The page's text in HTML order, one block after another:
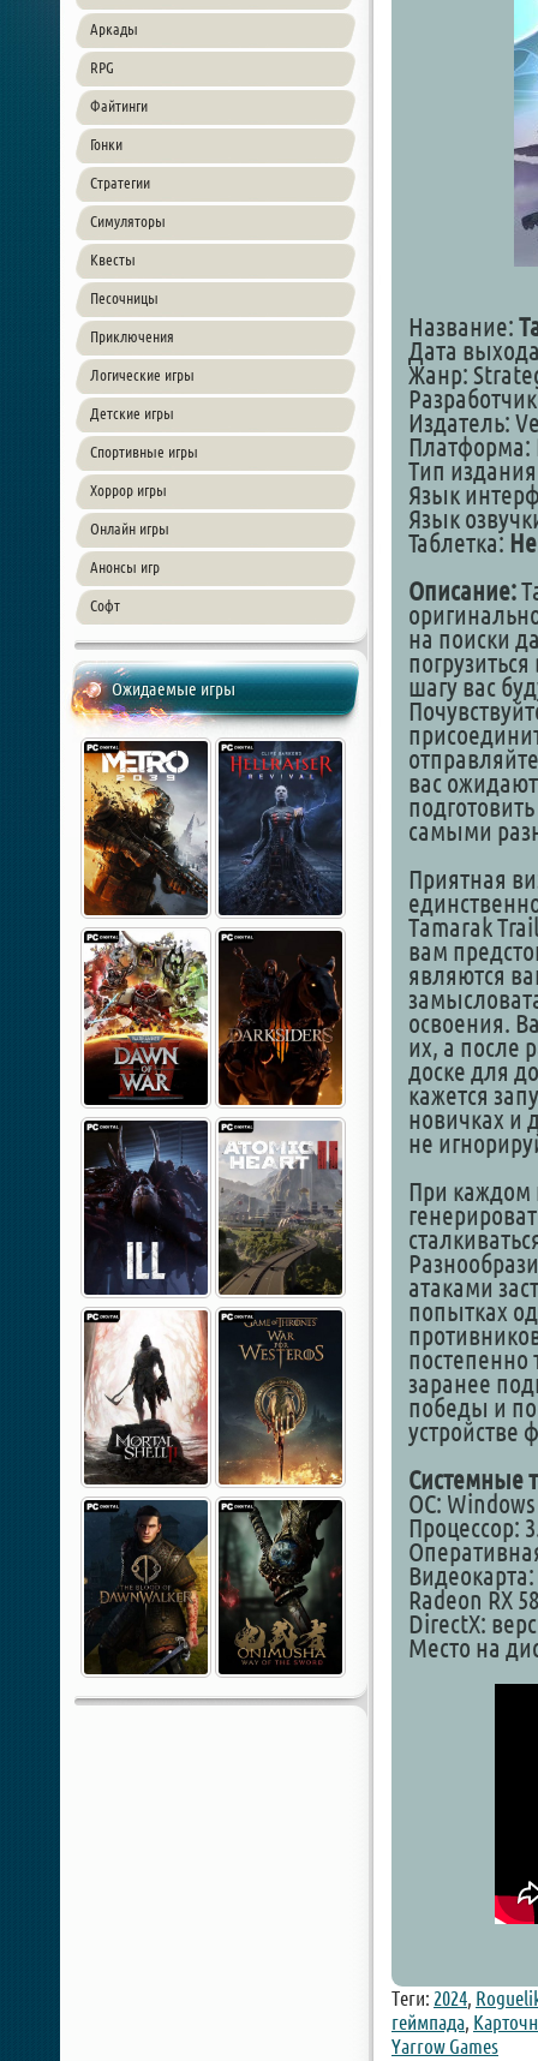
Аркады
RPG
Файтинги
Гонки
Стратегии
Симуляторы
Квесты
Песочницы
Приключения
Логические игры
Детские игры
Спортивные игры
Хоррор игры
Онлайн игры
Анонсы игр
Софт
Ожидаемые игры
Название:
Дата
Жанр:
Издатель:
Платформа:
Тип
Язык
Язык
Таблетка:
Описание:
на поиски
шагу вас
вас
самыми
Приятная
Tamarak
вам
являются
освоения.
их, а после
доске для
кажется
новичках и
не
При каждом
атаками
попытках
постепенно
заранее
победы и
устройстве
Системные
ОС: Windows
Процессор:
Radeon RX
DirectX:
Место на
Теги: 2024,
геймпада,
Yarrow Games